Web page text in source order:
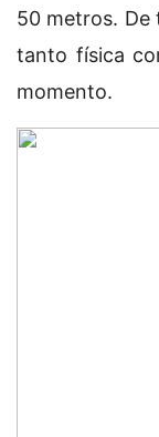
50 metros. De
tanto física
momento.